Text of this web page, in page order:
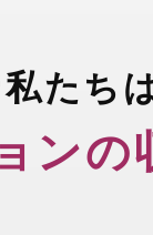
私たち
ンの